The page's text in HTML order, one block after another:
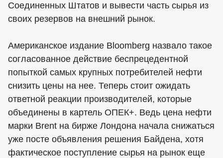
Соединенных Штатов и вывести часть сырья из
своих резервов на внешний рынок.
Американское издание Bloomberg назвало такое
согласованное действие беспрецедентной
попыткой самых крупных потребителей нефти
снизить цены на нее. Теперь стоит ожидать
ответной реакции производителей, которые
объединены в картель ОПЕК+. Ведь цена нефти
марки Brent на бирже Лондона начала снижаться
уже посте объявления решения Байдена, хотя
фактическое поступление сырья на рынок еще